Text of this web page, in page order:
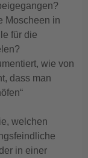
Moscheen in
für die
wie von
dass man
welchen
in einer